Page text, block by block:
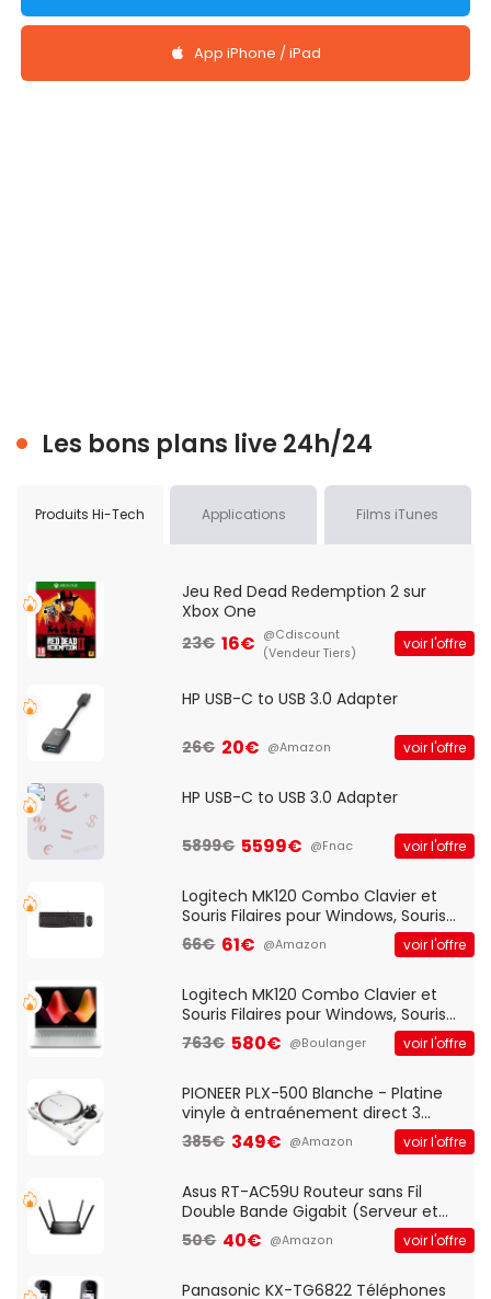
App iPhone / iPad
Les bons plans live 24h/24
Produits Hi-Tech Applications Films iTunes
Jeu Red Dead Redemption 2 sur
Xbox One
23€ 16€ @Cdiscount
(Vendeur Tiers)
voir l'offre
HP USB-C to USB 3.0 Adapter
26€ 20€ @Amazon voir l'offre
HP USB-C to USB 3.0 Adapter
5899€ 5599€ @Fnac voir l'offre
Logitech MK120 Combo Clavier et
Souris Filaires pour Windows, Souris
Optique Filaire, Connexion USB Plug
And Play, Confortable, Taille
QWERTY UK - Noir
66€ 61€ @Amazon voir l'offre
Logitech MK120 Combo Clavier et
Souris Filaires pour Windows, Souris
Optique Filaire, Connexion USB Plug
And Play, Confortable, Taille
QWERTY UK - Noir
763€ 580€ @Boulanger voir l'offre
PIONEER PLX-500 Blanche - Platine
vinyle à entraénement direct 3
vitesses (33-45-78 trs/min) avec
pre-ampli intégré et port USB
385€ 349€ @Amazon voir l'offre
Asus RT-AC59U Routeur sans Fil
Double Bande Gigabit (Serveur et
Client VPN, Triple Vlan, Mode Point
d'accès et Bridge, contrôle Parental,
50€ 40€ @Amazon voir l'offre
Panasonic KX-TG6822 Téléphones